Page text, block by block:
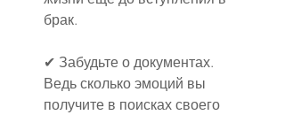
брак.
✔ Забудьте о документах.
Ведь сколько эмоций вы
получите в поисках своего